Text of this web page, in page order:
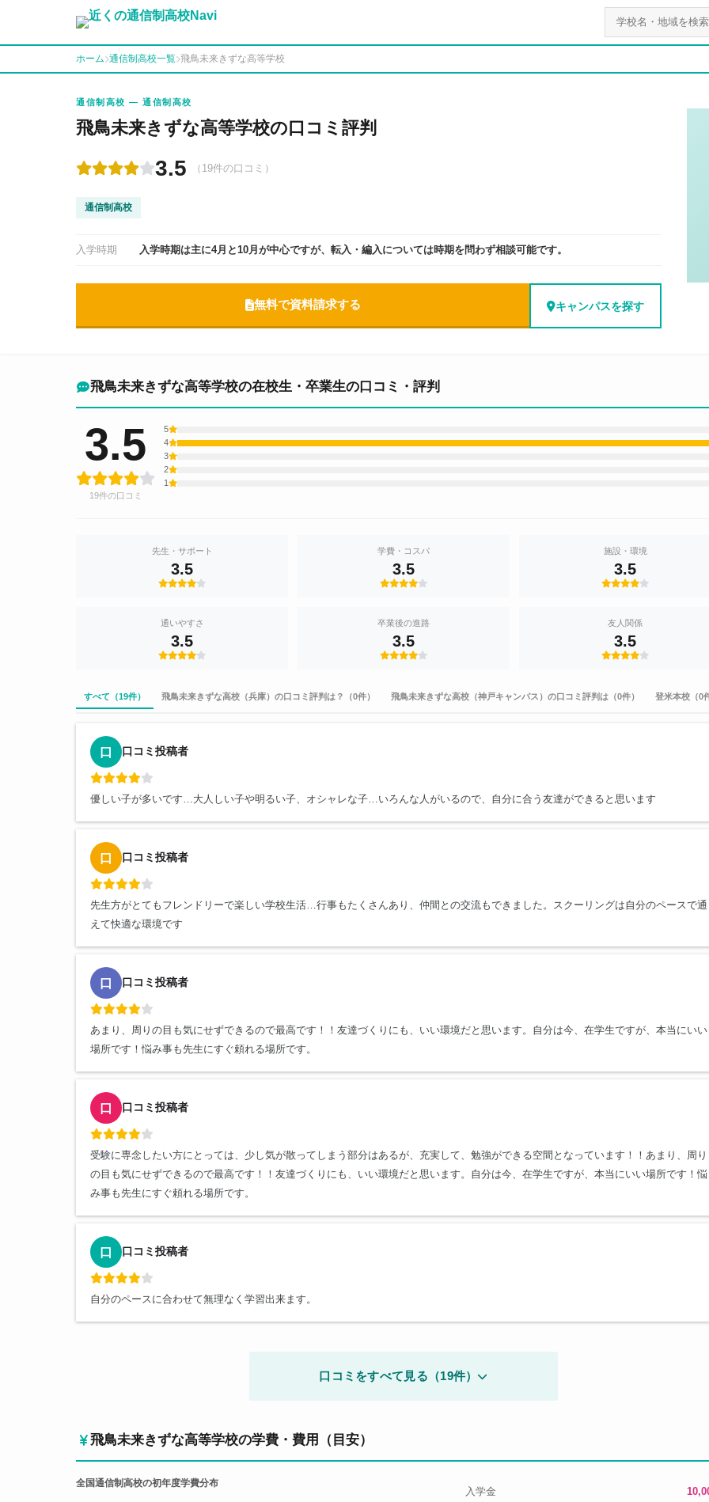
ホーム 通信制高校一覧 飛鳥未来きずな高等学校
通信制高校 — 通信制高校
飛鳥未来きずな高等学校の口コミ評判
3.5 （19件の口コミ）
通信制高校
入学時期 入学時期は主に4月と10月が中心ですが、転入・編入については時期を問わず相談可能です。
無料で資料請求する キャンパスを探す
飛鳥未来きずな高等学校の在校生・卒業生の口コミ・評判
3.5
19件の口コミ
5
4
3
2
1
先生・サポート
3.5
学費・コスパ
3.5
施設・環境
3.5
通いやすさ
3.5
卒業後の進路
3.5
友人関係
3.5
すべて（19件） 飛鳥未来きずな高校（兵庫）の口コミ評判は？（0件） 飛鳥未来きずな高校（神戸キャンパス）の口コミ評判は（0件） 登米本校（0
口 口コミ投稿者
優しい子が多いです…大人しい子や明るい子、オシャレな子…いろんな人がいるので、自分に合う友達ができると思います
口 口コミ投稿者
先生方がとてもフレンドリーで楽しい学校生活…行事もたくさんあり、仲間との交流もできました。スクーリングは自分のペースで通
えて快適な環境です
口 口コミ投稿者
あまり、周りの目も気にせずできるので最高です！！友達づくりにも、いい環境だと思います。自分は今、在学生ですが、本当にいい
場所です！悩み事も先生にすぐ頼れる場所です。
口 口コミ投稿者
受験に専念したい方にとっては、少し気が散ってしまう部分はあるが、充実して、勉強ができる空間となっています！！あまり、周り
の目も気にせずできるので最高です！！友達づくりにも、いい環境だと思います。自分は今、在学生ですが、本当にいい場所です！悩
み事も先生にすぐ頼れる場所です。
口 口コミ投稿者
自分のペースに合わせて無理なく学習出来ます。
口コミをすべて見る（19件）
飛鳥未来きずな高等学校の学費・費用（目安）
全国通信制高校の初年度学費分布
入学金